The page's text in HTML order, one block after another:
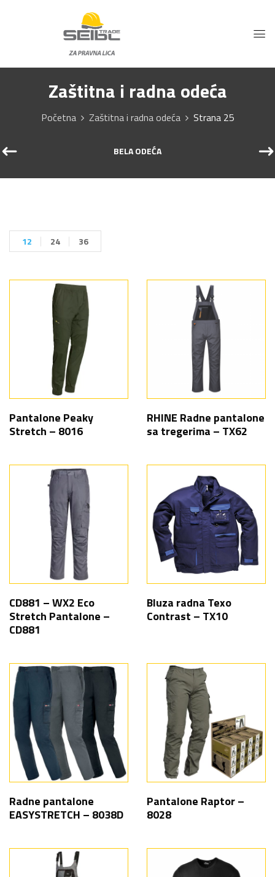
Zaštitna i radna odeća
Početna Zaštitna i radna odeća Strana 25
BELA ODEĆA
12 24 36
Pantalone Peaky
Stretch – 8016
RHINE Radne pantalone
sa tregerima – TX62
CD881 – WX2 Eco
Stretch Pantalone –
CD881
Bluza radna Texo
Contrast – TX10
Radne pantalone
EASYSTRETCH – 8038D
Pantalone Raptor –
8028